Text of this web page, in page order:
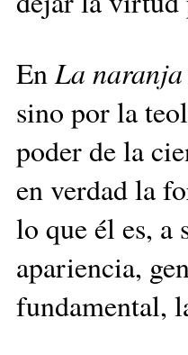
EnLa
sino por la
poder de la
en verdad la
lo que él es, a
apariencia,
fundamental,